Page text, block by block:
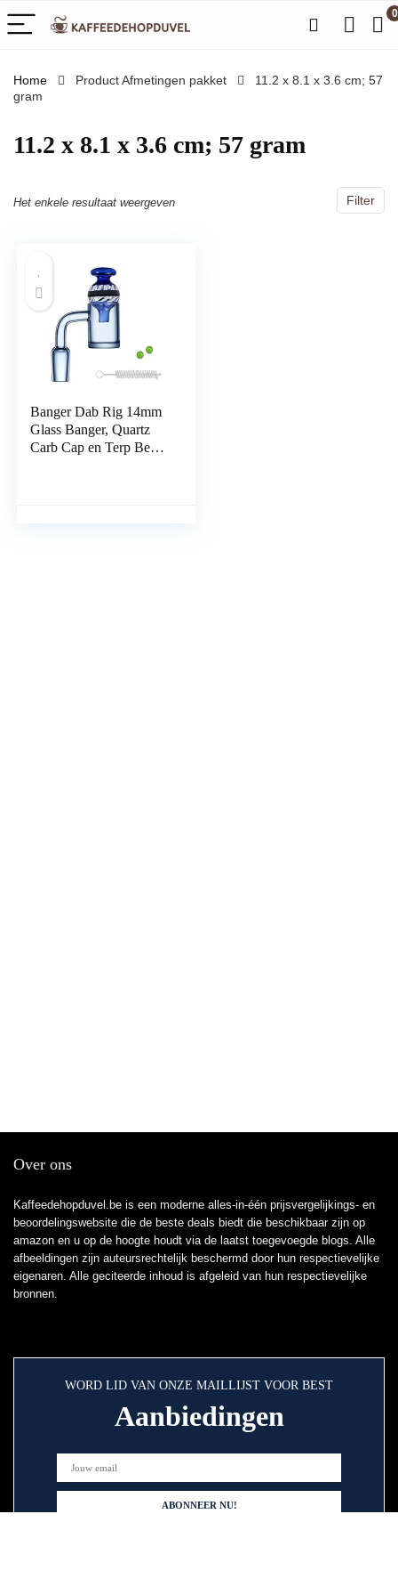
0
Home Product Afmetingen pakket
‎11.2 x 8.1 x 3.6 cm; 57
gram
‎11.2 x 8.1 x 3.6 cm; 57 gram
Filter
Het enkele resultaat weergeven
Banger Dab Rig 14mm
Glass Banger, Quartz
Carb Cap en Terp Bead,
Over ons
Kaffeedehopduvel.be is een moderne alles-in-één prijsvergelijkings- en
beoordelingswebsite die de beste deals biedt die beschikbaar zijn op
amazon en u op de hoogte houdt via de laatst toegevoegde blogs. Alle
afbeeldingen zijn auteursrechtelijk beschermd door hun respectievelijke
eigenaren. Alle geciteerde inhoud is afgeleid van hun respectievelijke
bronnen.
WORD LID VAN ONZE MAILLIJST VOOR BEST
Aanbiedingen